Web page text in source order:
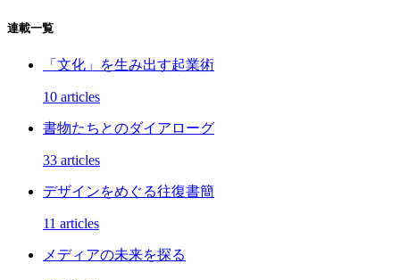
連載一覧
「文化」を生み出す起業術
10 articles
書物たちとのダイアローグ
33 articles
デザインをめぐる往復書簡
11 articles
メディアの未来を探る